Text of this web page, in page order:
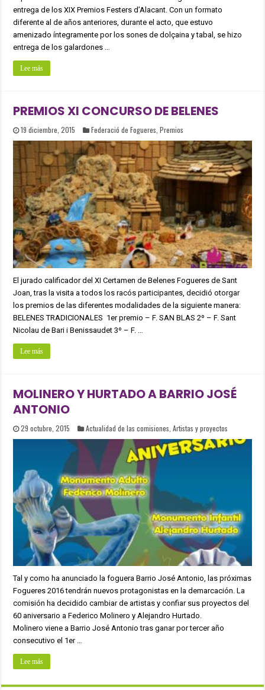
entrega de los XIX Premios Festers d’Alacant. Con un formato
diferente al de años anteriores, durante el acto, que estuvo
amenizado íntegramente por los sones de dolçaina y tabal, se hizo
entrega de los galardones …
Lee más
PREMIOS XI CONCURSO DE BELENES
19 diciembre, 2015 Federació de Fogueres ,Premios
El jurado calificador del XI Certamen de Belenes Fogueres de Sant
Joan, tras la visita a todos los racós participantes, decidió otorgar
los premios de las diferentes modalidades de la siguiente manera:
BELENES TRADICIONALES 1er premio – F. SAN BLAS 2º – F. Sant
Nicolau de Bari i Benissaudet 3º – F. …
Lee más
MOLINERO Y HURTADO A BARRIO JOSÉ
ANTONIO
29 octubre, 2015 Actualidad de las comisiones ,Artistas y proyectos
Tal y como ha anunciado la foguera Barrio José Antonio, las próximas
Fogueres 2016 tendrán nuevos protagonistas en la demarcación. La
comisión ha decidido cambiar de artistas y confiar sus proyectos del
60 aniversario a Federico Molinero y Alejandro Hurtado.
Molinero viene a Barrio José Antonio tras ganar por tercer año
consecutivo el 1er …
Lee más